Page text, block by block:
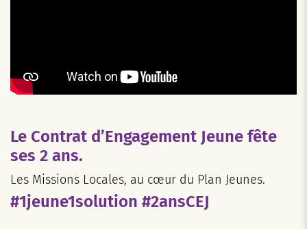
Le Contrat d’Engagement Jeune fête
ses 2 ans.
Les Missions Locales, au cœur du Plan Jeunes.
#1jeune1solution #2ansCEJ